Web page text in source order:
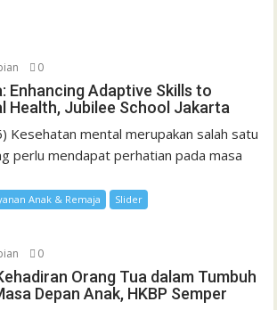
0
Enhancing Adaptive Skills to
Health, Jubilee School Jakarta
Kesehatan mental merupakan salah satu
perlu mendapat perhatian pada masa
Anak & Remaja Slider
0
Orang Tua dalam Tumbuh
Depan Anak, HKBP Semper